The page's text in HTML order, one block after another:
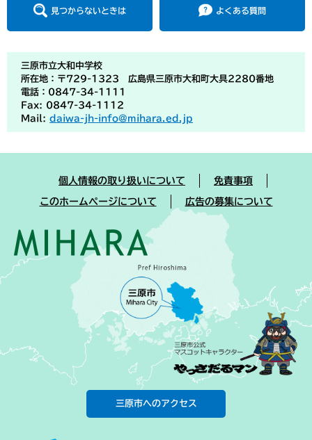
見つからないときは よくある質問
三原市立大和中学校
所在地：〒729-1323 広島県三原市大和町大具2280番地
電話：0847-34-1111
Fax: 0847-34-1112
Mail: daiwa-jh-info@mihara.ed.jp
個人情報の取り扱いについて 免責事項
このホームページについて 広告の募集について
三原市へのアクセス